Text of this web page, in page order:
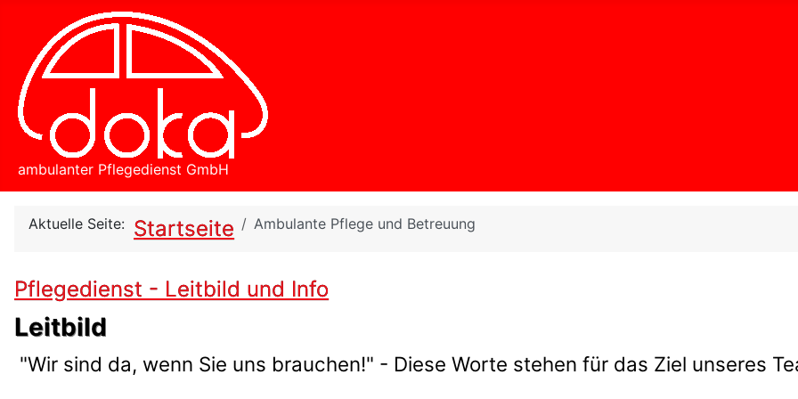
ambulanter Pflegedienst GmbH
Aktuelle Seite: Startseite Ambulante Pflege und Betreuung
Pflegedienst - Leitbild und Info
Leitbild
"Wir sind da, wenn Sie uns brauchen!" - Diese Worte stehen für das Ziel unseres